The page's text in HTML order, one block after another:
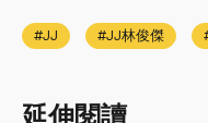
JJ JJ林俊傑
延伸閱讀